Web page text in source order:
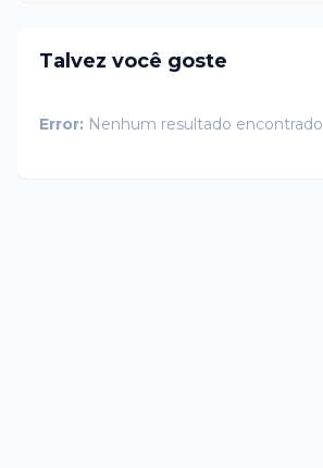
Talvez você goste
Error: Nenhum resultado encontrado